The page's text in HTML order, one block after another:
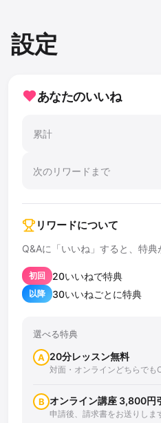
設定
あなたのいいね
累計
次のリワードまで
リワードについて
Q&Aに「いいね」すると、特典
初回 20いいねで特典
以降 30いいねごとに特典
選べる特典
A 20分レッスン無料
対面・オンラインどちらでも
B オンライン講座 3,800円
申請後、請求書をお送りしま